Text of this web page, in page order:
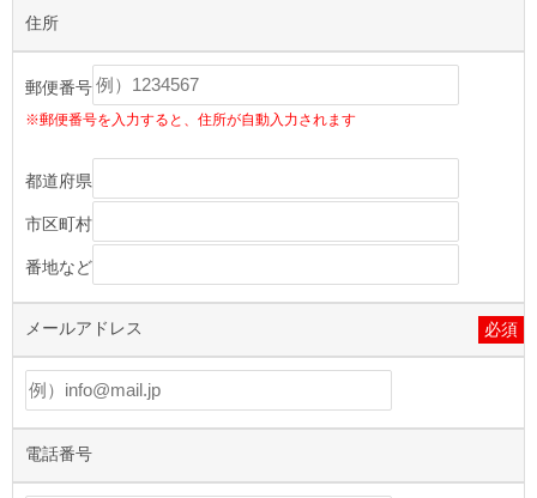
住所
郵便番号
※郵便番号を入力すると、住所が自動入力されます
都道府県
市区町村
番地など
メールアドレス 必須
電話番号